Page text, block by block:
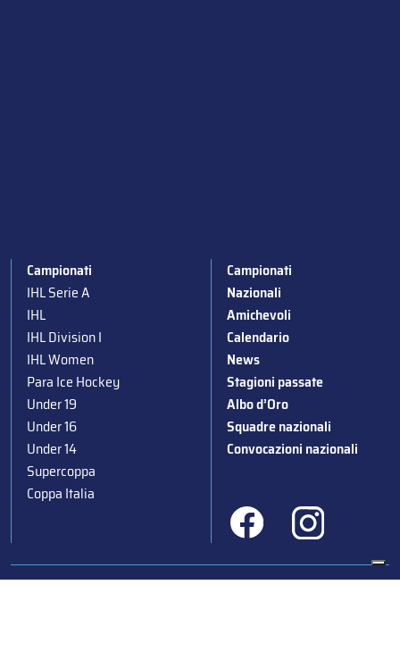
Campionati
IHL Serie A
IHL
IHL Division I
IHL Women
Para Ice Hockey
Under 19
Under 16
Under 14
Supercoppa
Coppa Italia
Campionati
Nazionali
Amichevoli
Calendario
News
Stagioni passate
Albo d’Oro
Squadre nazionali
Convocazioni nazionali